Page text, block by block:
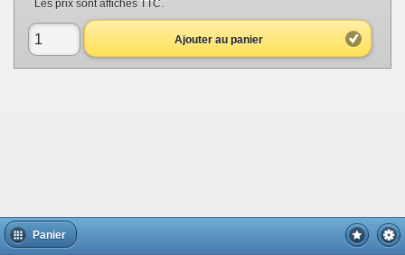
Les prix sont affichés TTC.
Ajouter au panier
Panier